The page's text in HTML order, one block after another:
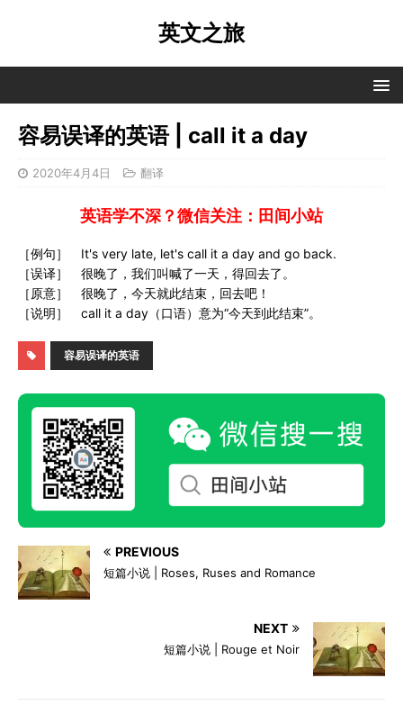
英文之旅
容易误译的英语 | call it a day
2020年4月4日 翻译
英语学不深？微信关注：田间小站
［例句］ It's very late, let's call it a day and go back.
［误译］ 很晚了，我们叫喊了一天，得回去了。
［原意］ 很晚了，今天就此结束，回去吧！
［说明］ call it a day（口语）意为“今天到此结束”。
容易误译的英语
PREVIOUS
短篇小说 | Roses, Ruses and Romance
NEXT
短篇小说 | Rouge et Noir